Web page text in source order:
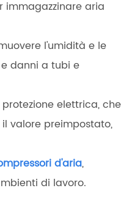
immagazzinare aria
l'umidità e le
danni a tubi e
elettrica, che
valore preimpostato,
d'aria,
di lavoro.